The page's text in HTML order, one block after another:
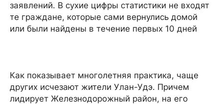
заявлений. В сухие цифры статистики не входят
те граждане, которые сами вернулись домой
или были найдены в течение первых 10 дней
Как показывает многолетняя практика, чаще
других исчезают жители Улан-Удэ. Причем
лидирует Железнодорожный район, на его